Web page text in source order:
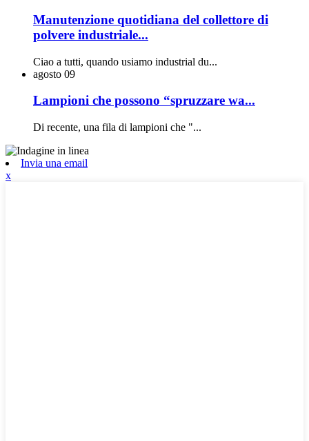
Manutenzione quotidiana del collettore di
polvere industriale...
Ciao a tutti, quando usiamo industrial du...
agosto 09
Lampioni che possono “spruzzare wa...
Di recente, una fila di lampioni che "...
Invia una email
x